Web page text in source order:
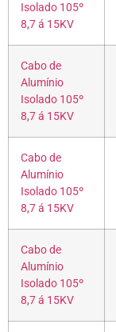
Isolado 105º
8,7 á 15KV
Cabo de
Alumínio
Isolado 105º
8,7 á 15KV
Cabo de
Alumínio
Isolado 105º
8,7 á 15KV
Cabo de
Alumínio
Isolado 105º
8,7 á 15KV